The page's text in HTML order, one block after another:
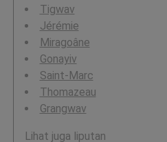
Tigwav
Jérémie
Miragoâne
Gonayiv
Saint-Marc
Thomazeau
Grangwav
Lihat juga liputan